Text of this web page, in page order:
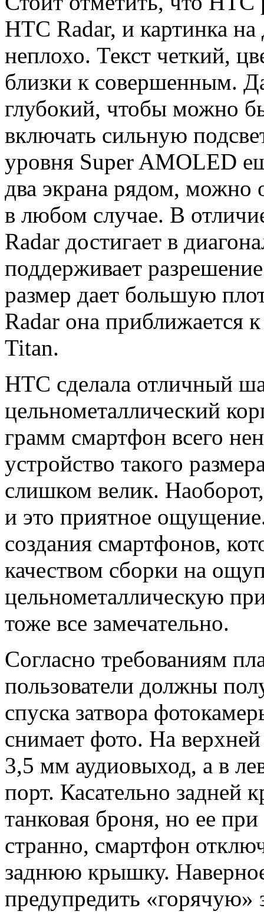
HTC Radar, и картинка
неплохо. Текст четкий,
близки к совершенным.
глубокий, чтобы можно
включать сильную
уровня Super AMOLED
два экрана рядом, можно
в любом случае. В
Radar достигает в
поддерживает
размер дает большую
Radar она приближается
Titan.
HTC сделала отличный
цельнометаллический
грамм смартфон всего
устройство такого
слишком велик. Наоборот,
и это приятное
создания смартфонов,
качеством сборки на
цельнометаллическую
тоже все замечательно.
Согласно требованиям
пользователи должны
спуска затвора
снимает фото. На
3,5 мм аудиовыход, а в
порт. Касательно задней
танковая броня, но ее
странно, смартфон
заднюю крышку.
предупредить